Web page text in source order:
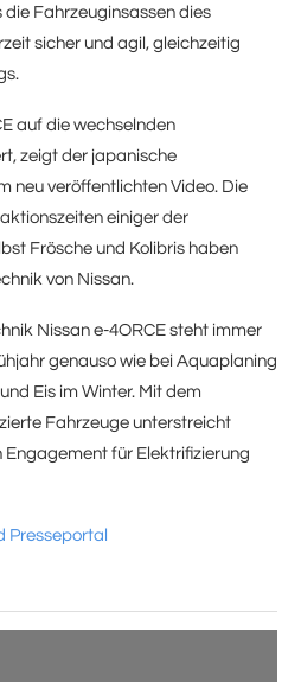
Fahrzeuginsassen dies
sicher und agil, gleichzeitig
auf die wechselnden
zeigt der japanische
neu veröffentlichten Video. Die
einiger der
Frösche und Kolibris haben
von Nissan.
Nissan e-4ORCE steht immer
genauso wie bei Aquaplaning
Eis im Winter. Mit dem
Fahrzeuge unterstreicht
Engagement für Elektrifizierung
Presseportal